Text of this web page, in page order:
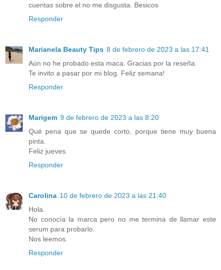
cuentas sobre el no me disgusta. Besicos
Responder
Marianela Beauty Tips 8 de febrero de 2023 a las 17:41
Aún no he probado esta maca. Gracias por la reseña.
Te invito a pasar por mi blog. Feliz semana!
Responder
Marigem 9 de febrero de 2023 a las 8:20
Qué pena que se quede corto, porque tiene muy buena
pinta.
Feliz jueves.
Responder
Carolina 10 de febrero de 2023 a las 21:40
Hola.
No conocía la marca pero no me termina de llamar este
serum para probarlo.
Nos leemos.
Responder